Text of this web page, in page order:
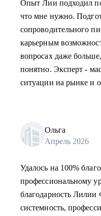
Опыт Лии подходил
что мне нужно.
сопроводительного
карьерным
вопросах даже
понятно. Эксперт -
ситуации на рынке и
Ольга
Апрель 2026
Удалось на 100%
профессиональному
благодарность Лилии
системность,